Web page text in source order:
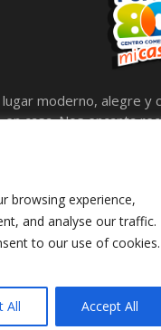
browsing experience,
and analyse our traffic.
to our use of cookies.
All Accept All
lugar moderno, alegre y
en casa. Nos encanta
lo mejor de
para
disfruten.